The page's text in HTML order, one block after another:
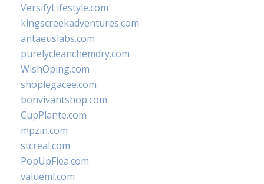
VersifyLifestyle.com
kingscreekadventures.com
antaeuslabs.com
purelycleanchemdry.com
WishOping.com
shoplegacee.com
bonvivantshop.com
CupPlante.com
mpzin.com
stcreal.com
PopUpFlea.com
valueml.com